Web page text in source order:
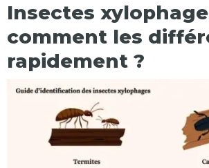
Insectes
comment les
rapidement ?